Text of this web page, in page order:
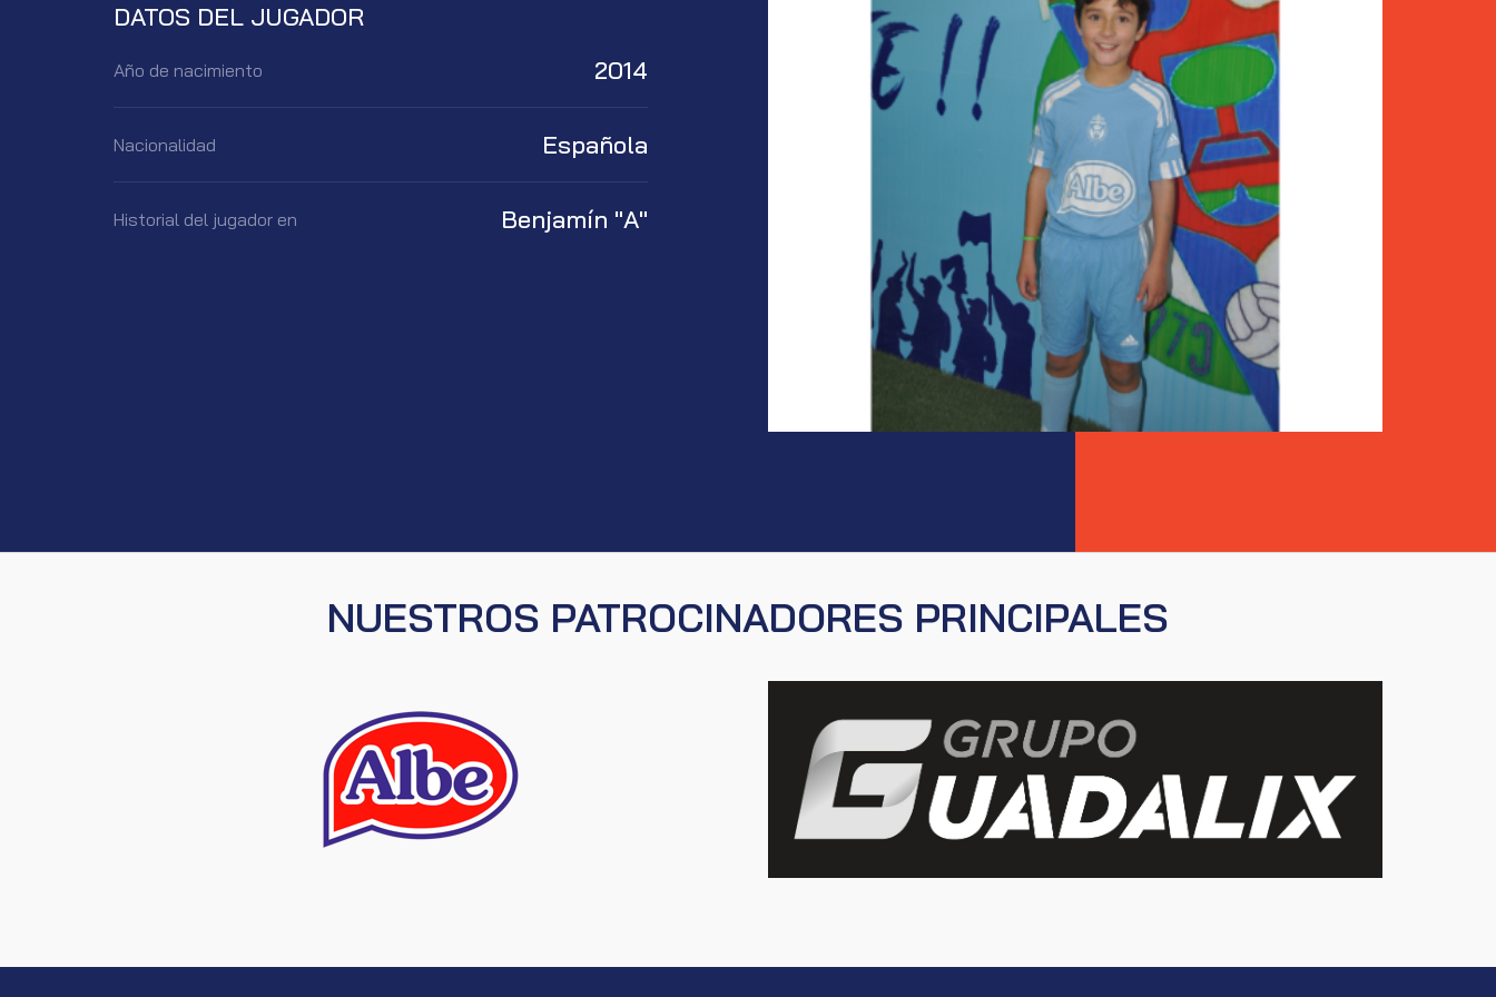
DATOS DEL JUGADOR
Año de nacimiento 2014
Nacionalidad Española
Historial del jugador en Benjamín "A"
NUESTROS PATROCINADORES PRINCIPALES